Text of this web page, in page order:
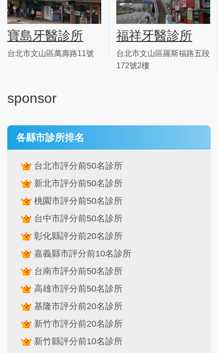
寶島牙醫診所
台北市文山區萬壽路11號
福祥牙醫診所
台北市文山區羅斯福路五段
172號2樓
sponsor
各縣市診所排名
台北市評分前50名診所
新北市評分前50名診所
桃園市評分前50名診所
台中市評分前50名診所
彰化縣評分前20名診所
嘉義縣市評分前10名診所
台南市評分前50名診所
高雄市評分前50名診所
基隆市評分前20名診所
新竹市評分前20名診所
新竹縣評分前10名診所